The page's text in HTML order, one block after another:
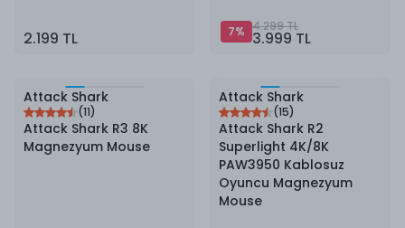
2.199 TL 7% 4.299 TL
3.999 TL
6%İndirim
Attack Shark
(11)
Attack Shark R3 8K
Magnezyum Mouse
6%İndirim
Attack Shark
(15)
Attack Shark R2
Superlight 4K/8K
PAW3950 Kablosuz
Oyuncu Magnezyum
Mouse